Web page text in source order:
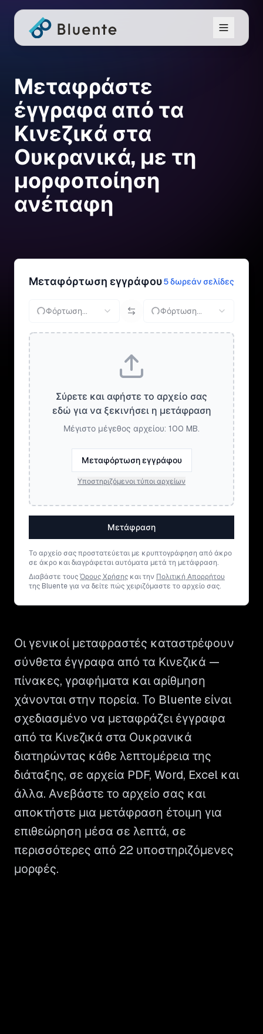
Μεταφράστε
έγγραφα από τα
Κινεζικά στα
Ουκρανικά, με τη
μορφοποίηση
ανέπαφη
Μεταφόρτωση εγγράφου5 δωρεάν σελίδες
Φόρτωση... Φόρτωση...
Σύρετε και αφήστε το αρχείο σας
εδώ για να ξεκινήσει η μετάφραση
Μέγιστο μέγεθος αρχείου: 100 MB.
Μεταφόρτωση εγγράφου
Υποστηριζόμενοι τύποι αρχείων
Μετάφραση
Το αρχείο σας προστατεύεται με κρυπτογράφηση από άκρο
σε άκρο και διαγράφεται αυτόματα μετά τη μετάφραση.
Διαβάστε τουςΌρους Χρήσης και την Πολιτική Απορρήτου
της Bluente για να δείτε πώς χειριζόμαστε το αρχείο σας.
Οι γενικοί μεταφραστές καταστρέφουν
σύνθετα έγγραφα από τα Κινεζικά —
πίνακες, γραφήματα και αρίθμηση
χάνονται στην πορεία. Το Bluente είναι
σχεδιασμένο να μεταφράζει έγγραφα
από τα Κινεζικά στα Ουκρανικά
διατηρώντας κάθε λεπτομέρεια της
διάταξης, σε αρχεία PDF, Word, Excel και
άλλα. Ανεβάστε το αρχείο σας και
αποκτήστε μια μετάφραση έτοιμη για
επιθεώρηση μέσα σε λεπτά, σε
περισσότερες από 22 υποστηριζόμενες
μορφές.